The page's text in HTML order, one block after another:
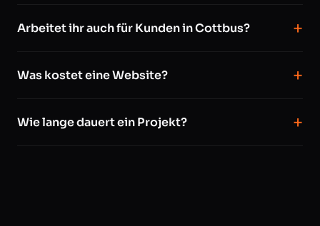
Arbeitet ihr auch für Kunden in Cottbus?
Was kostet eine Website?
Wie lange dauert ein Projekt?